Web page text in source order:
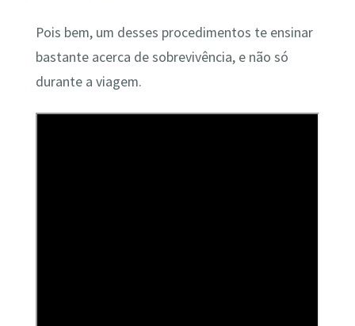
Pois bem, um desses procedimentos te ensinar
bastante acerca de sobrevivência, e não só
durante a viagem.